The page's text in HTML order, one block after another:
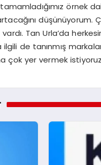
örnek
düşünüyorum.
Tan Urla’da
de tanınmış
çok yer vermek